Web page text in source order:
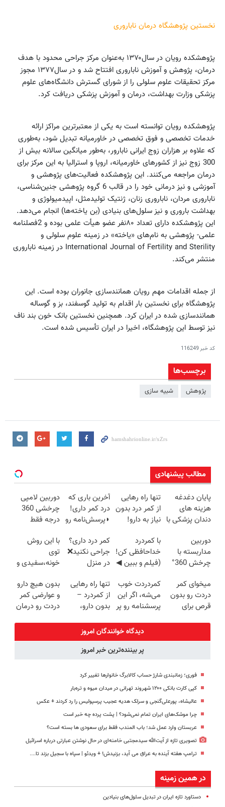
نخستین پژوهشگاه درمان ناباروری
پژوهشکده رویان در سال۱۳۷۰ به‌عنوان مرکز جراحی محدود با هدف
درمان، پژوهش و آموزش ناباروری افتتاح‌ شد و در سال۱۳۷۷ مجوز
مرکز تحقیقات علوم سلولی را از شورای گسترش دانشگاه‌های علوم
پزشکی وزارت بهداشت، درمان و آموزش پزشکی دریافت کرد.
پژوهشکده رویان توانسته است به یکی از معتبرترین مراکز ارائه
خدمات تخصصی و فوق تخصصی در خاورمیانه تبدیل شود، به‌طوری
که علاوه بر هزاران زوج ایرانی نابارور، به‌طور میانگین سالانه بیش از
300 زوج نیز از کشورهای خاورمیانه، اروپا و استرالیا به این مرکز برای
درمان مراجعه می‌کنند. این پژوهشکده فعالیت‌های پژوهشی و
آموزشی و نیز درمانی خود را در قالب 6 گروه پژوهشی جنین‌شناسی،
ناباروری مردان، ناباروری زنان، ژنتیک تولید‌مثل، اپیدمیولوژی و
بهداشت باروری و نیز سلول‌های بنیادی (بن یاخته‌ها) انجام می‌دهد.
این پژوهشکده دارای تعداد ۸۰نفر عضو هیأت علمی بوده و 2فصلنامه
علمی- پژوهشی به نام‌های «یاخته» در زمینه علوم سلولی و
International Journal of Fertility and Sterility در زمینه ناباروری
منتشر می‌کند.
از جمله اقدامات مهم رویان همانند‌سازی‌ جانوران بوده است. این
پژوهشگاه برای نخستین بار اقدام به تولید گوسفند، بز و گوساله
همانند‌سازی‌ شده در ایران کرد. همچنین نخستین بانک خون بند ناف
نیز توسط این پژوهشگاه، اخیرا در ایران تأسیس شده است.
کد خبر116249
برچسب‌ها
پژوهش شبیه سازی
مطالب پیشنهادی
پایان دغدغه
هزینه های
دندان پزشکی با
کننده خانگی
تنها راه رهایی
از کمر درد بدون
نیاز به دارو!
آخرین باری که
درد کمر داری!
◗پرسش‌نامه رو
دوربین لامپی
چرخشی 360
درجه فقط
🔥 پرداخت
درب منزل
دوربین
مداربسته با
چرخش 360°
(ضمانت
تعویض +
پرداخت درب
با کمردرد
خداحافظی کن!
(فیلم و ببین ◀
پرکن)
کمر درد داری؟
جراحی نکنید❌
در منزل
(◂پرسش‌نامه)
با این روش
توی
خونه،سفیدی و
برگردون
(40%off)
میخوای کمر
دردت رو بدون
قرص برای
کنی؟
(◂پرسش‌نامه
کمردردت خوب
می‌شه، اگر این
پرسشنامه رو پر
تنها راه رهایی
از کمردرد –
بدون دارو،
«فرم پر کن»
بدون هیچ دارو
و عوارضی کمر
دردت رو درمان
دیدگاه خوانندگان امروز
پر بیننده‌ترین خبر امروز
فوری؛ زمانبندی‌ شارژ حساب کالابرگ خانوارها تغییر کرد
کپی کارت بانکی ۱۲۰۰ شهروند تهرانی در میدان میوه و تره‌بار
عالیشاه، پورعلی‌گنجی و سرلک هدیه عجیب پرسپولیس را رد کردند + عکس
چرا موشک‌های ایران تمام نمی‌شود؟ | پشت پرده چه خبر است
عربستان وارد عمل شد؛ باب المندب فقط برای سعودی ها بسته است؟
تصویری تازه از آیت‌الله سیدمجتبی خامنه‌ای در حال نوشتن عبارتی درباره اسرائیل
ترامپ هفته آینده به عراق می آید، بزنیدش! + ویدئو | سپاه با سجیل بزند تا....
در همین زمینه
دستاورد تازه ایران در تبدیل سلول‌های بنیادین